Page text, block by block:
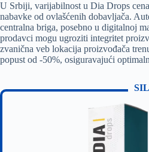
U Srbiji, varijabilnost u Dia Drops
nabavke od ovlašćenih dobavljača.
centralna briga, posebno u digitalnoj
prodavci mogu ugroziti integritet
zvanična veb lokacija proizvođača
popust od -50%, osiguravajući